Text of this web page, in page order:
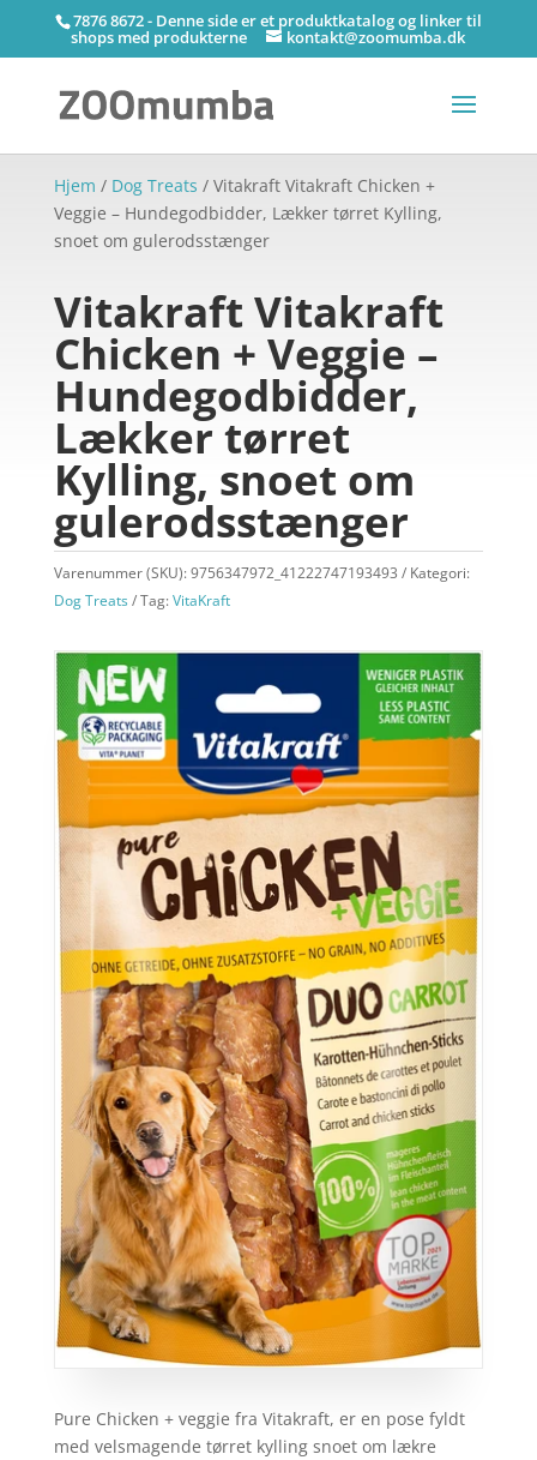
7876 8672 - Denne side er et produktkatalog og linker til
shops med produkterne kontakt@zoomumba.dk
Hjem / Dog Treats / Vitakraft Vitakraft Chicken +
Veggie – Hundegodbidder, Lækker tørret Kylling,
snoet om gulerodsstænger
Vitakraft Vitakraft
Chicken + Veggie –
Hundegodbidder,
Lækker tørret
Kylling, snoet om
gulerodsstænger
Varenummer (SKU):9756347972_41222747193493
Kategori:
Dog Treats
Tag:VitaKraft
Pure Chicken + veggie fra Vitakraft, er en pose fyldt
med velsmagende tørret kylling snoet om lækre